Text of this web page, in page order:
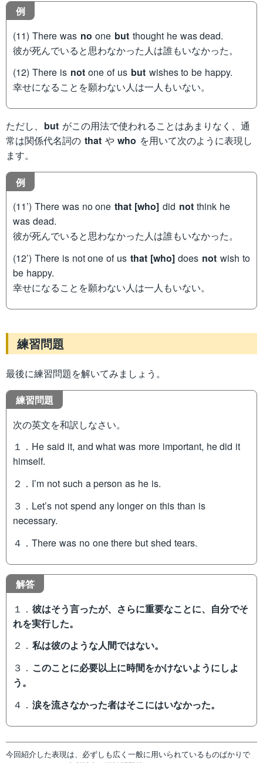
例
(11) There was no one but thought he was dead.
彼が死んでいると思わなかった人は誰もいなかった。
(12) There is not one of us but wishes to be happy.
幸せになることを願わない人は一人もいない。
ただし、 but がこの用法で使われることはあまりなく、通
常は関係代名詞の that や who を用いて次のように表現し
ます。
例
(11’) There was no one that [who] did not think he
was dead.
彼が死んでいると思わなかった人は誰もいなかった。
(12’) There is not one of us that [who] does not wish to
be happy.
幸せになることを願わない人は一人もいない。
練習問題
最後に練習問題を解いてみましょう。
練習問題
次の英文を和訳しなさい。
１．He said it, and what was more important, he did it
himself.
２．I’m not such a person as he is.
３．Let’s not spend any longer on this than is
necessary.
４．There was no one there but shed tears.
解答
１． 彼はそう言ったが、さらに重要なことに、自分でそ
れを実行した。
２． 私は彼のような人間ではない。
３． このことに必要以上に時間をかけないようにしよ
う。
４． 涙を流さなかった者はそこにはいなかった。
今回紹介した表現は、必ずしも広く一般に用いられているものばかりで